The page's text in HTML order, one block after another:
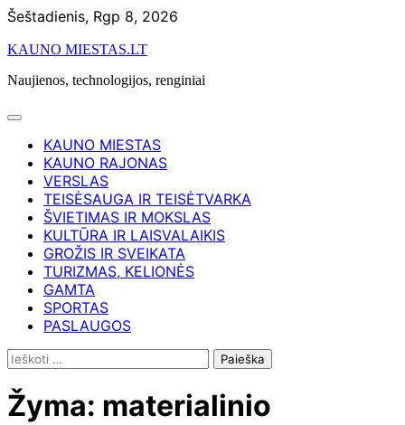
Skip
content
Šeštadienis, Rgp 8, 2026
KAUNO MIESTAS.LT
Naujienos, technologijos, renginiai
KAUNO MIESTAS
KAUNO RAJONAS
VERSLAS
TEISĖSAUGA IR TEISĖTVARKA
ŠVIETIMAS IR MOKSLAS
KULTŪRA IR LAISVALAIKIS
GROŽIS IR SVEIKATA
TURIZMAS, KELIONĖS
GAMTA
SPORTAS
PASLAUGOS
Ieškoti:
Žyma: materialinio